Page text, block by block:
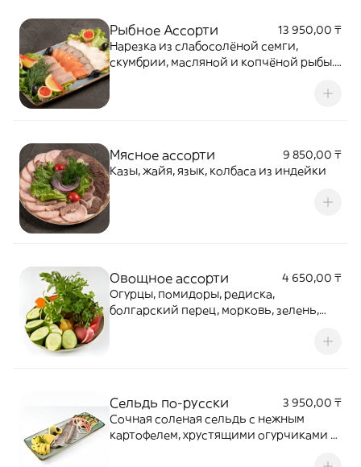
Рыбное Ассорти
13 950,00 ₸
Нарезка из слабосолёной семги,
скумбрии, масляной и копчёной рыбы.
оливками и тарталетками с красной и
Мясное ассорти
9 850,00 ₸
Казы, жайя, язык, колбаса из индейки
Овощное ассорти
4 650,00 ₸
Огурцы, помидоры, редиска,
болгарский перец, морковь, зелень,
Сельдь по-русски
3 950,00 ₸
Сочная соленая сельдь с нежным
картофелем, хрустящими огурчиками и